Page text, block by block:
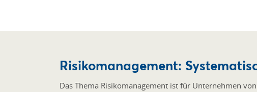
Risikomanagement:
Das Thema Risikomanagement ist für Unternehmen